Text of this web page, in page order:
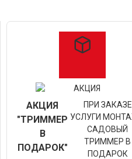
АКЦИЯ
"ТРИММЕР
В
ПОДАРОК"
ПРИ ЗАКАЗЕ
УСЛУГИ
САДОВЫЙ
ТРИММЕР В
ПОДАРОК